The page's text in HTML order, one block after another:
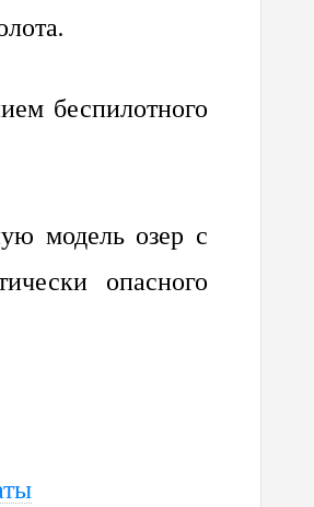
беспилотного
модель озер с
опасного